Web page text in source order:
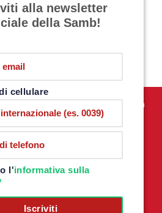
Nessun commento
– Via Martiri di Marzabotto snc – San
– P.iva 01198610444 –
POLICY
alla newsletter
della Samb!
cellulare
l'informativa sulla
Iscriviti